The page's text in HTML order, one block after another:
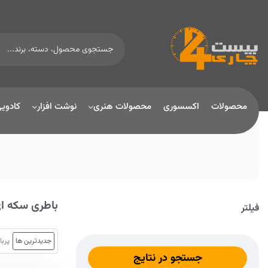
محصولات اکسسوری محصولات هنری نوشت افزار
فیلتر
جستجو در نتایج
باطری سکه
جدیدترین ها